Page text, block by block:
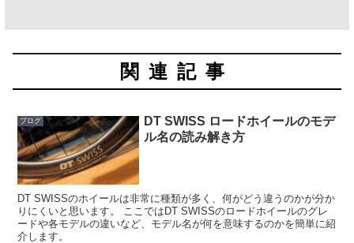
関連記事
ブログ
DT SWISS ロードホイールのモデ
ル名の読み解き方
DT SWISSのホイールは非常に種類が多く、何がどう違うのかが分か
りにくいと思います。 ここではDT SWISSのロードホイールのグレ
ードや各モデルの違いなど、モデル名が何を意味するのかを簡単に紹
介します。